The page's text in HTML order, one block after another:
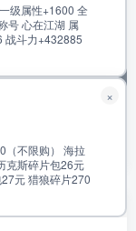
级属性+1600 全
号 心在江湖 属
战斗力+432885
级属性+1600 全
云龙际会 属
战斗力+534120
一级属性+1600
称号 超核宗师
战斗力
性：会心攻击
称号 盛世
攻击+9999 战斗
级属性+3333 全
：会心攻击
:1441619
（不限购） 海拉
克斯碎片包26元
元 猎狼碎片270
片500 5包
5包483元
5包485元（不
×